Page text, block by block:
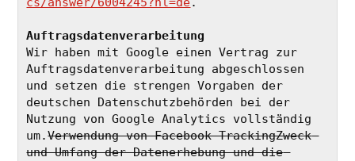
Auftragsdatenverarbeitung
Wir haben mit Google einen Vertrag zur
Auftragsdatenverarbeitung abgeschlossen
und setzen die strengen Vorgaben der
deutschen Datenschutzbehörden bei der
Nutzung von Google Analytics vollständig
um.Verwendung von Facebook TrackingZweck
und Umfang der Datenerhebung und die